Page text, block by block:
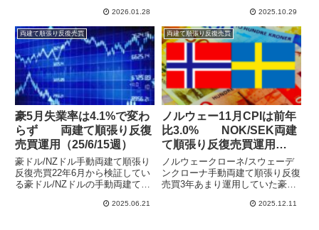
り反復売買での運用をしていま
す。両建てで利確幅を狭めて回転
重視の設定で運用していました
が、いまいちハマらずに利益が伸
びず...
2026.01.28
復売買に加えて、ノルウェークロ
ーネ/スウェーデンクローナでも
順張り反復売買の運用を開始しま
した。豪ドル/NZドルはレンジ...
2025.10.29
両建て順張り反復売買
豪5月失業率は4.1%で変わ
らず 両建て順張り反復
売買運用（25/6/15週）
豪ドル/NZドル手動両建て順張り
反復売買22年6月から検証してい
る豪ドル/NZドルの手動両建て順
ています。順張りのリピート売買
2025.06.21
両建て順張り反復売買
ノルウェー11月CPIは前年
比3.0% NOK/SEK両建
て順張り反復売買運用
（25/11/30週）
ノルウェークローネ/スウェーデ
ンクローナ手動両建て順張り反復
売買3年あまり運用していた豪ド
動両建て順張り反復売買での運用
2025.12.11